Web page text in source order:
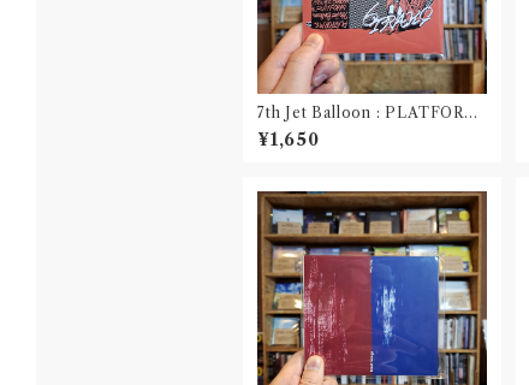
7th Jet Balloon : PLATFORM
SPLIT EP(CD)〝長野〟×〝大阪〟
¥1,650